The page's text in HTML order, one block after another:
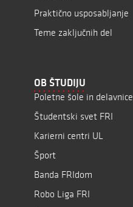
Praktično usposabljanje
Teme zaključnih del
OB ŠTUDIJU
Poletne šole in delavnice
Študentski svet FRI
Karierni centri UL
Šport
Banda FRIdom
Robo Liga FRI